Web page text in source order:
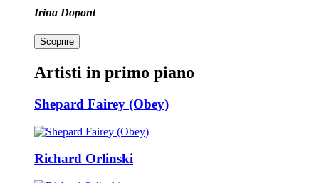
Irina Dopont
Scoprire
Artisti in primo piano
Shepard Fairey (Obey)
Richard Orlinski